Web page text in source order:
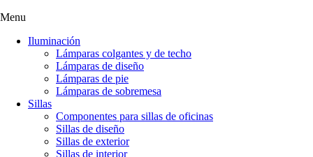
Menu
Iluminación
Lámparas colgantes y de techo
Lámparas de diseño
Lámparas de pie
Lámparas de sobremesa
Sillas
Componentes para sillas de oficinas
Sillas de diseño
Sillas de exterior
Sillas de interior